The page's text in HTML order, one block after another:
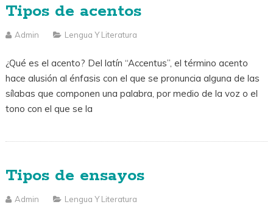
Tipos de acentos
Admin Lengua Y Literatura
¿Qué es el acento? Del latín “Accentus”, el término acento
hace alusión al énfasis con el que se pronuncia alguna de las
sílabas que componen una palabra, por medio de la voz o el
tono con el que se la
Tipos de ensayos
Admin Lengua Y Literatura